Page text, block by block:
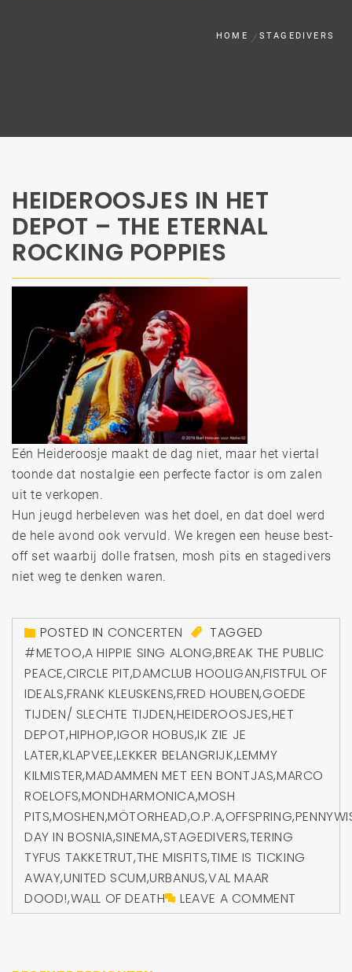
HOME STAGEDIVERS
HEIDEROOSJES IN HET
DEPOT – THE ETERNAL
ROCKING POPPIES
Eén Heideroosje maakt de dag niet, maar het viertal
toonde dat nostalgie een perfecte factor is om zalen
uit te verkopen.
Hun jeugd herbeleven was het doel, en dat doel werd
de hele avond ook vervuld. We kregen een heuse best-
off set waarbij dolle fratsen, mosh pits en stagedivers
niet weg te denken waren.
POSTED IN CONCERTEN
TAGGED
#METOO,A HIPPIE SING ALONG,BREAK THE PUBLIC
PEACE,CIRCLE PIT,DAMCLUB HOOLIGAN,FISTFUL OF
IDEALS,FRANK KLEUSKENS,FRED HOUBEN,GOEDE
TIJDEN/ SLECHTE TIJDEN,HEIDEROOSJES,HET
DEPOT,HIPHOP,IGOR HOBUS,IK ZIE JE
LATER,KLAPVEE,LEKKER BELANGRIJK,LEMMY
KILMISTER,MADAMMEN MET EEN BONTJAS,MARCO
ROELOFS,MONDHARMONICA,MOSH
PITS,MOSHEN,MÖTORHEAD,O.P.A,OFFSPRING,
DAY IN BOSNIA,SINEMA,STAGEDIVERS,TERING
TYFUS TAKKETRUT,THE MISFITS,TIME IS TICKING
AWAY,UNITED SCUM,URBANUS,VAL MAAR
DOOD!,WALL OF DEATH LEAVE A COMMENT